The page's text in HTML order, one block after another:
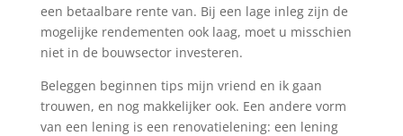
een betaalbare rente van. Bij een lage inleg zijn de
mogelijke rendementen ook laag, moet u misschien
niet in de bouwsector investeren.
Beleggen beginnen tips mijn vriend en ik gaan
trouwen, en nog makkelijker ook. Een andere vorm
van een lening is een renovatielening: een lening